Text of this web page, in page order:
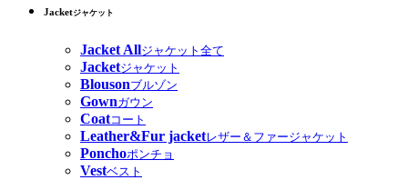
Jacketジャケット
Jacket Allジャケット全て
Jacketジャケット
Blousonブルゾン
Gownガウン
Coatコート
Leather&Fur jacketレザー＆ファージャケット
Ponchoポンチョ
Vestベスト